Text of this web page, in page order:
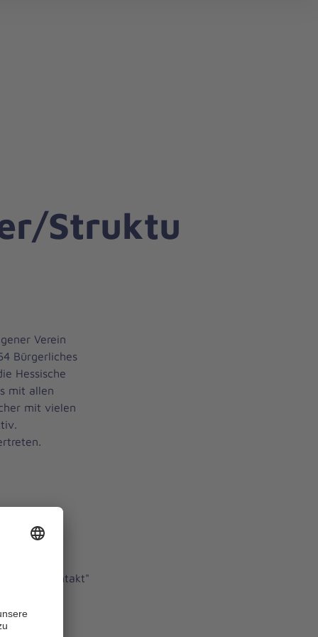
Struktu
Verein
Bürgerliches
Hessische
mit allen
mit vielen
"Kontakt"